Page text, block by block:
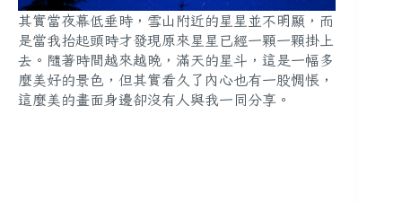
其實當夜幕低垂時，雪山附近的星星並不明顯，而
是當我抬起頭時才發現原來星星已經一顆一顆掛上
去。隨著時間越來越晚，滿天的星斗，這是一幅多
麼美好的景色，但其實看久了內心也有一股惆悵，
這麼美的畫面身邊卻沒有人與我一同分享。